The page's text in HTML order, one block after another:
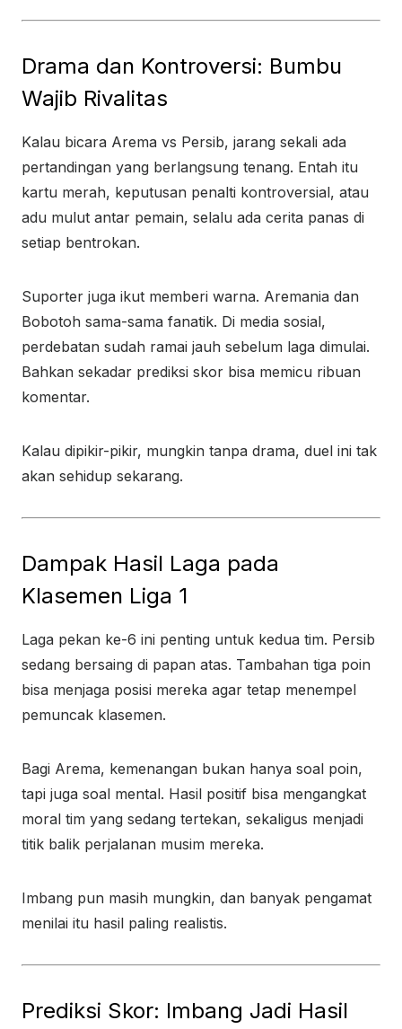
Drama dan Kontroversi: Bumbu
Wajib Rivalitas
Kalau bicara Arema vs Persib, jarang sekali ada
pertandingan yang berlangsung tenang. Entah itu
kartu merah, keputusan penalti kontroversial, atau
adu mulut antar pemain, selalu ada cerita panas di
setiap bentrokan.
Suporter juga ikut memberi warna. Aremania dan
Bobotoh sama-sama fanatik. Di media sosial,
perdebatan sudah ramai jauh sebelum laga dimulai.
Bahkan sekadar prediksi skor bisa memicu ribuan
komentar.
Kalau dipikir-pikir, mungkin tanpa drama, duel ini tak
akan sehidup sekarang.
Dampak Hasil Laga pada
Klasemen Liga 1
Laga pekan ke-6 ini penting untuk kedua tim. Persib
sedang bersaing di papan atas. Tambahan tiga poin
bisa menjaga posisi mereka agar tetap menempel
pemuncak klasemen.
Bagi Arema, kemenangan bukan hanya soal poin,
tapi juga soal mental. Hasil positif bisa mengangkat
moral tim yang sedang tertekan, sekaligus menjadi
titik balik perjalanan musim mereka.
Imbang pun masih mungkin, dan banyak pengamat
menilai itu hasil paling realistis.
Prediksi Skor: Imbang Jadi Hasil